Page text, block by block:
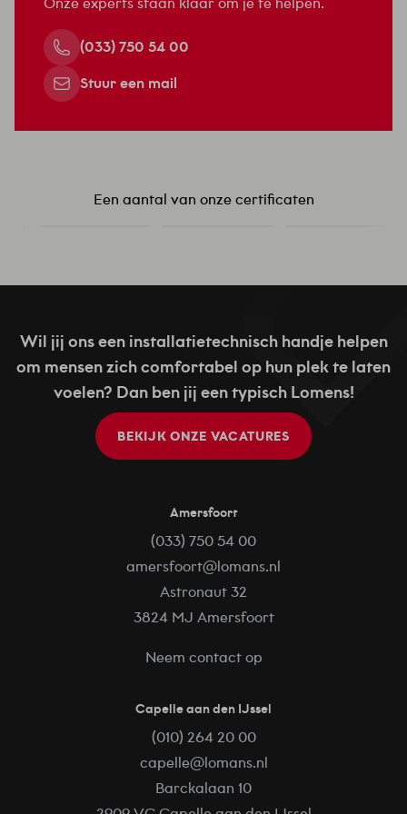
(033) 750 54 00
Stuur een mail
Een aantal van onze certificaten
Wil jij ons een installatietechnisch handje helpen
om mensen zich comfortabel op hun plek te laten
voelen? Dan ben jij een typisch Lomens!
BEKIJK ONZE VACATURES
Amersfoort
(033) 750 54 00
amersfoort@lomans.nl
Astronaut 32
3824 MJ Amersfoort
Neem contact op
Capelle aan den IJssel
(010) 264 20 00
capelle@lomans.nl
Barckalaan 10